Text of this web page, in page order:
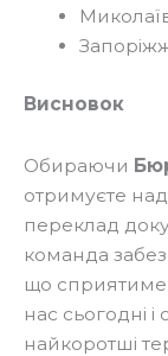
Висновок
Обираючи
отримуєте
переклад
команда
що сприятиме
нас сьогодні
найкоротші